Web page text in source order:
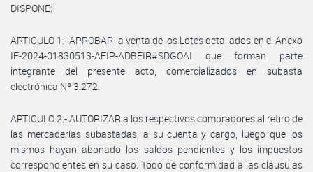
DISPONE:
ARTICULO 1.- APROBAR la venta de los Lotes detallados en el Anexo
IF-2024-01830513-AFIP-ADBEIR#SDGOAI que forman parte
integrante del presente acto, comercializados en subasta
electrónica Nº 3.272.
ARTICULO 2.- AUTORIZAR a los respectivos compradores al retiro de
las mercaderías subastadas, a su cuenta y cargo, luego que los
mismos hayan abonado los saldos pendientes y los impuestos
correspondientes en su caso. Todo de conformidad a las cláusulas